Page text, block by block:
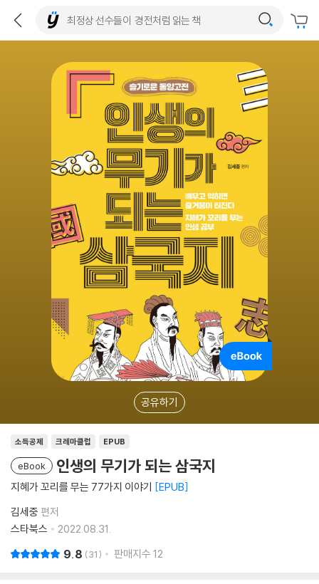
공유하기
소득공제 크레마클럽 EPUB
eBook 인생의 무기가 되는 삼국지
지혜가 꼬리를 무는 77가지 이야기 EPUB
김세중 편저
스타북스
2022.08.31.
9.8 31 판매지수 12